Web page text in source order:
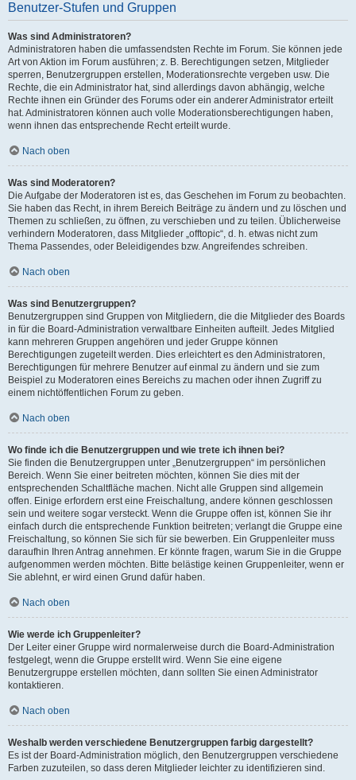
Benutzer-Stufen und Gruppen
Was sind Administratoren?
Administratoren haben die umfassendsten Rechte im Forum. Sie können jede
Art von Aktion im Forum ausführen; z. B. Berechtigungen setzen, Mitglieder
sperren, Benutzergruppen erstellen, Moderationsrechte vergeben usw. Die
Rechte, die ein Administrator hat, sind allerdings davon abhängig, welche
Rechte ihnen ein Gründer des Forums oder ein anderer Administrator erteilt
hat. Administratoren können auch volle Moderationsberechtigungen haben,
wenn ihnen das entsprechende Recht erteilt wurde.
Nach oben
Was sind Moderatoren?
Die Aufgabe der Moderatoren ist es, das Geschehen im Forum zu beobachten.
Sie haben das Recht, in ihrem Bereich Beiträge zu ändern und zu löschen und
Themen zu schließen, zu öffnen, zu verschieben und zu teilen. Üblicherweise
verhindern Moderatoren, dass Mitglieder „offtopic“, d. h. etwas nicht zum
Thema Passendes, oder Beleidigendes bzw. Angreifendes schreiben.
Nach oben
Was sind Benutzergruppen?
Benutzergruppen sind Gruppen von Mitgliedern, die die Mitglieder des Boards
in für die Board-Administration verwaltbare Einheiten aufteilt. Jedes Mitglied
kann mehreren Gruppen angehören und jeder Gruppe können
Berechtigungen zugeteilt werden. Dies erleichtert es den Administratoren,
Berechtigungen für mehrere Benutzer auf einmal zu ändern und sie zum
Beispiel zu Moderatoren eines Bereichs zu machen oder ihnen Zugriff zu
einem nichtöffentlichen Forum zu geben.
Nach oben
Wo finde ich die Benutzergruppen und wie trete ich ihnen bei?
Sie finden die Benutzergruppen unter „Benutzergruppen“ im persönlichen
Bereich. Wenn Sie einer beitreten möchten, können Sie dies mit der
entsprechenden Schaltfläche machen. Nicht alle Gruppen sind allgemein
offen. Einige erfordern erst eine Freischaltung, andere können geschlossen
sein und weitere sogar versteckt. Wenn die Gruppe offen ist, können Sie ihr
einfach durch die entsprechende Funktion beitreten; verlangt die Gruppe eine
Freischaltung, so können Sie sich für sie bewerben. Ein Gruppenleiter muss
daraufhin Ihren Antrag annehmen. Er könnte fragen, warum Sie in die Gruppe
aufgenommen werden möchten. Bitte belästige keinen Gruppenleiter, wenn er
Sie ablehnt, er wird einen Grund dafür haben.
Nach oben
Wie werde ich Gruppenleiter?
Der Leiter einer Gruppe wird normalerweise durch die Board-Administration
festgelegt, wenn die Gruppe erstellt wird. Wenn Sie eine eigene
Benutzergruppe erstellen möchten, dann sollten Sie einen Administrator
kontaktieren.
Nach oben
Weshalb werden verschiedene Benutzergruppen farbig dargestellt?
Es ist der Board-Administration möglich, den Benutzergruppen verschiedene
Farben zuzuteilen, so dass deren Mitglieder leichter zu identifizieren sind.